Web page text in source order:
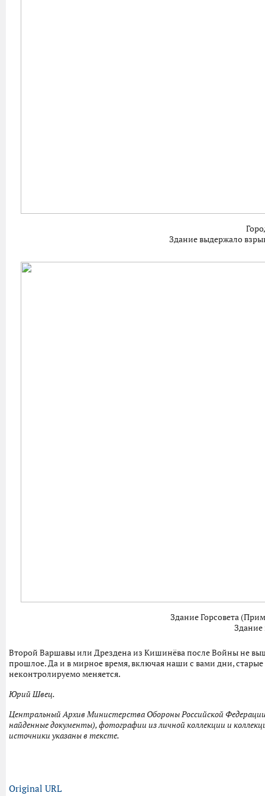
Здание выдержало
Здание Горсовета
Здание
Второй Варшавы или Дрездена из Кишинёва после Войны не
прошлое. Да и в мирное время, включая наши с вами дни,
неконтролируемо меняется.
Юрий Швец.
Центральный Архив Министерства Обороны Российской
найденные документы), фотографии из личной коллекции и
источники указаны в тексте.
Original URL